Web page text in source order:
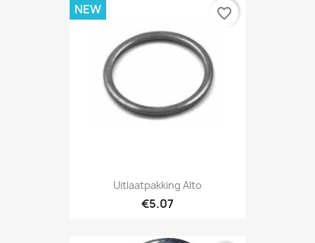
Uitlaatpakking Alto
€5.07
NEW favorite_border